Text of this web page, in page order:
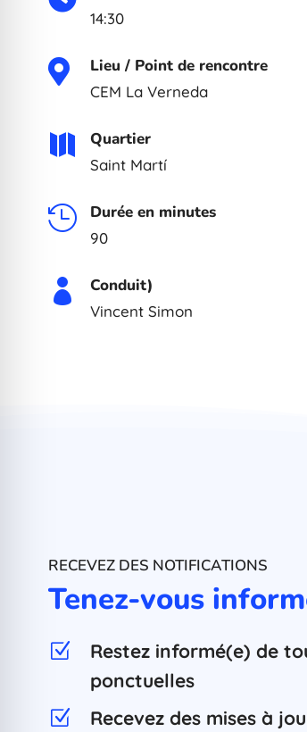
14:30
 Lieu / Point de rencontre
CEM La Verneda
 Quartier
Saint Martí
 Durée en minutes
90
 Conduit)
Vincent Simon
RECEVEZ DES NOTIFICATIONS
Tenez-vous
Z
Restez informé(e) de
ponctuelles
Z
Recevez des mises à